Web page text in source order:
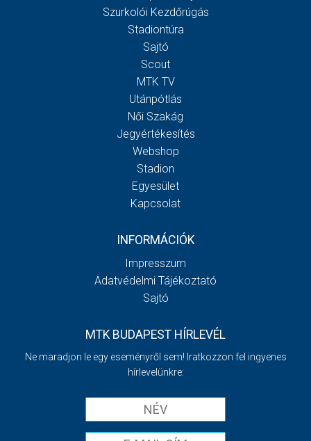
Szurkolói Kezdőrúgás
Stadiontúra
Sajtó
Scout
MTK TV
Utánpótlás
Női Szakág
Jegyértékesítés
Webshop
Stadion
Egyesület
Kapcsolat
INFORMÁCIÓK
Impresszum
Adatvédelmi Tájékoztató
Sajtó
MTK BUDAPEST HÍRLEVÉL
Ne maradjon le egy eseményről sem! Iratkozzon fel ingyenes
hírlevelünkre: